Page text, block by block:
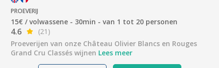
PROEVERIJ
15€ / volwassene - 30min - van 1 tot 20 personen
4.6
(21)
Proeverijen van onze Château Olivier Blancs en Rouges
Grand Cru Classés wijnen Lees meer